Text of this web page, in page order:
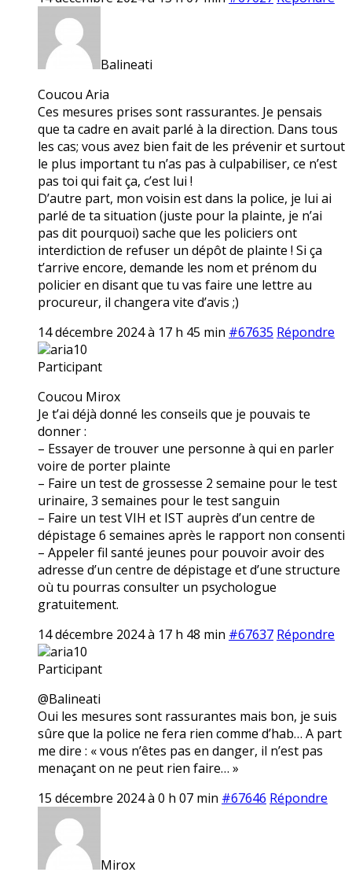
Balineati
Coucou Aria
Ces mesures prises sont rassurantes. Je pensais
que ta cadre en avait parlé à la direction. Dans tous
les cas; vous avez bien fait de les prévenir et surtout
le plus important tu n’as pas à culpabiliser, ce n’est
pas toi qui fait ça, c’est lui !
D’autre part, mon voisin est dans la police, je lui ai
parlé de ta situation (juste pour la plainte, je n’ai
pas dit pourquoi) sache que les policiers ont
interdiction de refuser un dépôt de plainte ! Si ça
t’arrive encore, demande les nom et prénom du
policier en disant que tu vas faire une lettre au
procureur, il changera vite d’avis ;)
14 décembre 2024 à 17 h 45 min #67635 Répondre
aria10
Participant
Coucou Mirox
Je t’ai déjà donné les conseils que je pouvais te
donner :
– Essayer de trouver une personne à qui en parler
voire de porter plainte
– Faire un test de grossesse 2 semaine pour le test
urinaire, 3 semaines pour le test sanguin
– Faire un test VIH et IST auprès d’un centre de
dépistage 6 semaines après le rapport non consenti
– Appeler fil santé jeunes pour pouvoir avoir des
adresse d’un centre de dépistage et d’une structure
où tu pourras consulter un psychologue
gratuitement.
14 décembre 2024 à 17 h 48 min #67637 Répondre
aria10
Participant
@Balineati
Oui les mesures sont rassurantes mais bon, je suis
sûre que la police ne fera rien comme d’hab… A part
me dire : « vous n’êtes pas en danger, il n’est pas
menaçant on ne peut rien faire… »
15 décembre 2024 à 0 h 07 min #67646 Répondre
Mirox